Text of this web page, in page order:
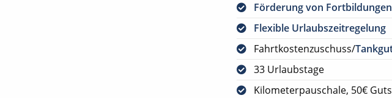
Förderung von Fortbildungen
Flexible Urlaubszeitregelung
Fahrtkostenzuschuss/
33 Urlaubstage
Kilometerpauschale, 50€